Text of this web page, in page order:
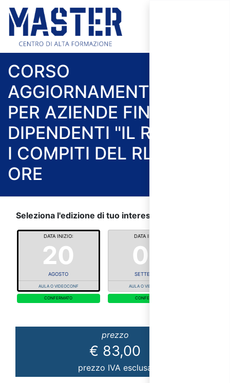
CORSO
AGGIORNAMENTO RLS
PER AZIENDE FINO 50
DIPENDENTI "IL RUOLO E
I COMPITI DEL RLS" - 4
ORE